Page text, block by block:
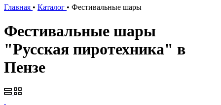
Главная • Каталог • Фестивальные шары
Фестивальные шары
"Русская пиротехника" в
Пензе